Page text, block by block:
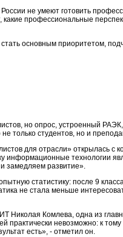
не умеют готовить
профессиональные
основным приоритетом,
но опрос, устроенный
только студентов, но и
для отрасли» открылась
информационные технологии
замедляем развитие».
статистику: после 9
не стала меньше
Николая Комлева, одна из
практически невозможно: к
есть», - отметил он.